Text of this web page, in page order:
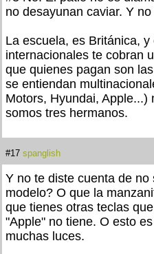
no desayunan caviar. Y
La escuela, es Británica,
internacionales te cobran
que quienes pagan son
se entiendan
Motors, Hyundai, Apple...)
somos tres hermanos.
#17 spanglish
Y no te diste cuenta de
modelo? O que la
que tienes otras teclas
"Apple" no tiene. O esto
muchas luces.